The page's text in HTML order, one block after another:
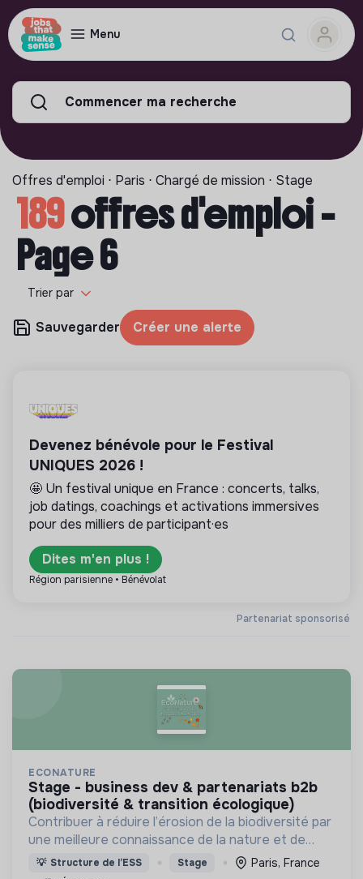
Menu
Commencer ma recherche
Offres d'emploi ⋅ Paris ⋅ Chargé de mission ⋅ Stage
189offres d'emploi -
Page 6
Trier par
Sauvegarder Créer une alerte
Partenariat sponsorisé
Devenez bénévole pour le Festival
UNIQUES 2026 !
🤩 Un festival unique en France : concerts, talks,
job datings, coachings et activations immersives
pour des milliers de participant·es
Dites m'en plus !
Région parisienne • Bénévolat
ECONATURE
stage - business dev & partenariats b2b
(biodiversité & transition écologique)
Contribuer à réduire l’érosion de la biodiversité par
une meilleure connaissance de la nature et de
l’écologie
💡 Structure de l’ESS Stage
Paris, France